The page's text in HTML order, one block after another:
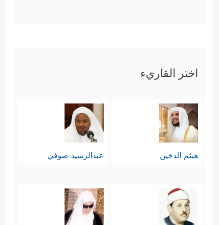
اختر القاريء
هيثم الدخين عبدالرشيد صوفي